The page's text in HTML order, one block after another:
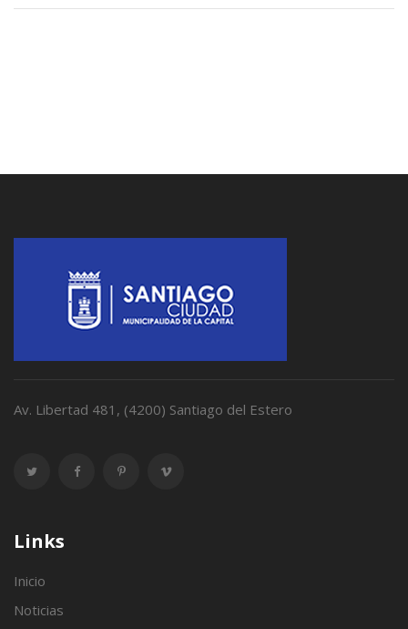
Av. Libertad 481, (4200) Santiago del Estero
Links
Inicio
Noticias